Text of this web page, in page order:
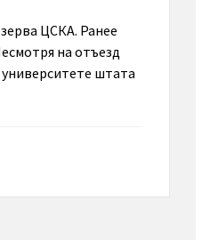
ЦСКА. Ранее
на отъезд
штата